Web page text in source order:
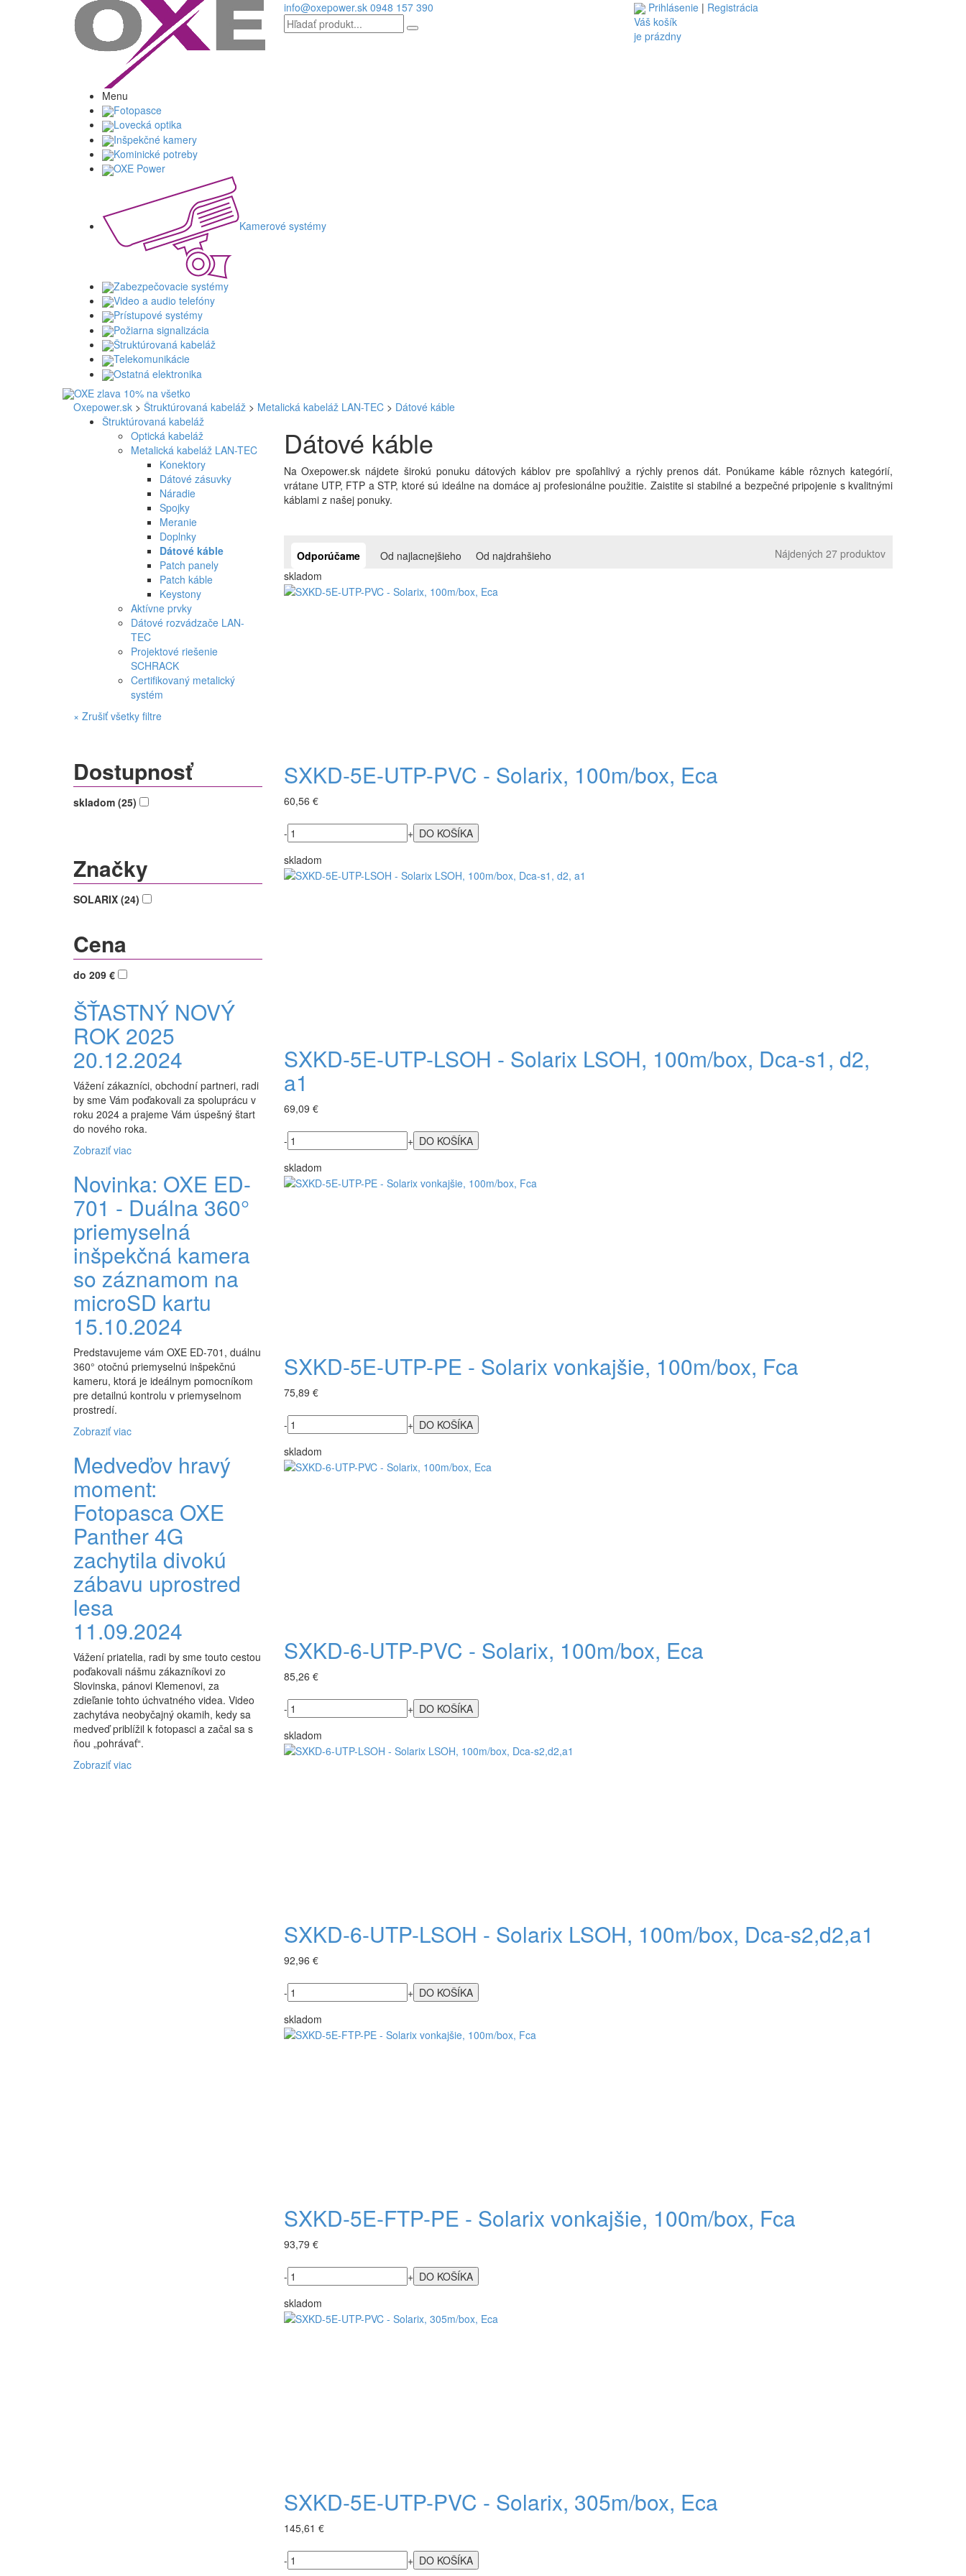
info@oxepower.sk 0948 157 390 Prihlásenie | Registrácia
Váš košík
je prázdny
Menu
Fotopasce
Lovecká optika
Inšpekčné kamery
Kominické potreby
OXE Power
Kamerové systémy
Zabezpečovacie systémy
Video a audio telefóny
Prístupové systémy
Požiarna signalizácia
Štruktúrovaná kabeláž
Telekomunikácie
Ostatná elektronika
Oxepower.sk > Štruktúrovaná kabeláž > Metalická kabeláž LAN-TEC > Dátové káble
Štruktúrovaná kabeláž
Optická kabeláž
Metalická kabeláž LAN-TEC
Konektory
Dátové zásuvky
Náradie
Spojky
Meranie
Doplnky
Dátové káble
Patch panely
Patch káble
Keystony
Aktívne prvky
Dátové rozvádzače LAN-
TEC
Projektové riešenie
SCHRACK
Certifikovaný metalický
systém
× Zrušiť všetky filtre
Dostupnosť
skladom (25)
Značky
SOLARIX (24)
Cena
do 209 €
ŠŤASTNÝ NOVÝ
ROK 2025
20.12.2024
Vážení zákazníci, obchodní partneri, radi
by sme Vám poďakovali za spoluprácu v
roku 2024 a prajeme Vám úspešný štart
do nového roka.
Zobraziť viac
Novinka: OXE ED-
701 - Duálna 360°
priemyselná
inšpekčná kamera
so záznamom na
microSD kartu
15.10.2024
Predstavujeme vám OXE ED-701, duálnu
360° otočnú priemyselnú inšpekčnú
kameru, ktorá je ideálnym pomocníkom
pre detailnú kontrolu v priemyselnom
prostredí.
Zobraziť viac
Medveďov hravý
moment:
Fotopasca OXE
Panther 4G
zachytila ​​divokú
zábavu uprostred
lesa
11.09.2024
Vážení priatelia, radi by sme touto cestou
poďakovali nášmu zákazníkovi zo
Slovinska, pánovi Klemenovi, za
zdieľanie tohto úchvatného videa. Video
zachytáva neobyčajný okamih, kedy sa
medveď priblížil k fotopasci a začal sa s
ňou „pohrávať“.
Zobraziť viac
Dátové káble
Na Oxepower.sk nájdete širokú ponuku dátových káblov pre spoľahlivý a rýchly prenos dát. Ponúkame káble rôznych kategórií,
vrátane UTP, FTP a STP, ktoré sú ideálne na domáce aj profesionálne použitie. Zaistite si stabilné a bezpečné pripojenie s kvalitnými
káblami z našej ponuky.
Odporúčame Od najlacnejšieho Od najdrahšieho
Nájdených 27 produktov
skladom
SXKD-5E-UTP-PVC - Solarix, 100m/box, Eca
60,56 €
-
+
skladom
SXKD-5E-UTP-LSOH - Solarix LSOH, 100m/box, Dca-s1, d2,
a1
69,09 €
-
+
skladom
SXKD-5E-UTP-PE - Solarix vonkajšie, 100m/box, Fca
75,89 €
-
+
skladom
SXKD-6-UTP-PVC - Solarix, 100m/box, Eca
85,26 €
-
+
skladom
SXKD-6-UTP-LSOH - Solarix LSOH, 100m/box, Dca-s2,d2,a1
92,96 €
-
+
skladom
SXKD-5E-FTP-PE - Solarix vonkajšie, 100m/box, Fca
93,79 €
-
+
skladom
SXKD-5E-UTP-PVC - Solarix, 305m/box, Eca
145,61 €
- +